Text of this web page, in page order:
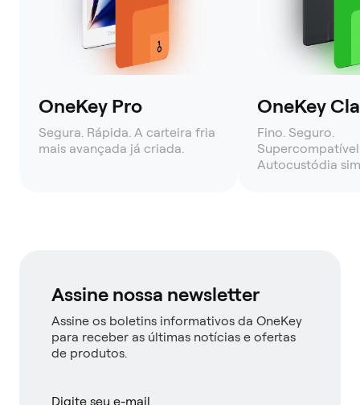
OneKey Pro
Segura. Rápida. A carteira fria
mais avançada já criada.
OneKey
Fino. Seguro.
Autocustódia
Assine nossa newsletter
Assine os boletins informativos da OneKey
para receber as últimas notícias e ofertas
de produtos.